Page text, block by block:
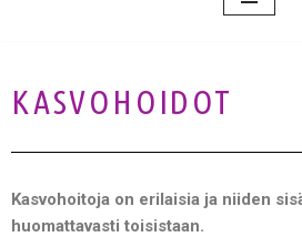
KASVOHOIDOT
Kasvohoitoja on erilaisia ja niiden
huomattavasti toisistaan.